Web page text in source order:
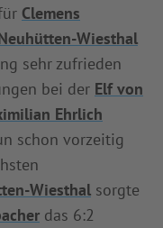
Clemens
Wiesthal
sehr zufrieden
bei der Elf von
Ehrlich
schon vorzeitig
Wiesthal sorgte
das 6:2